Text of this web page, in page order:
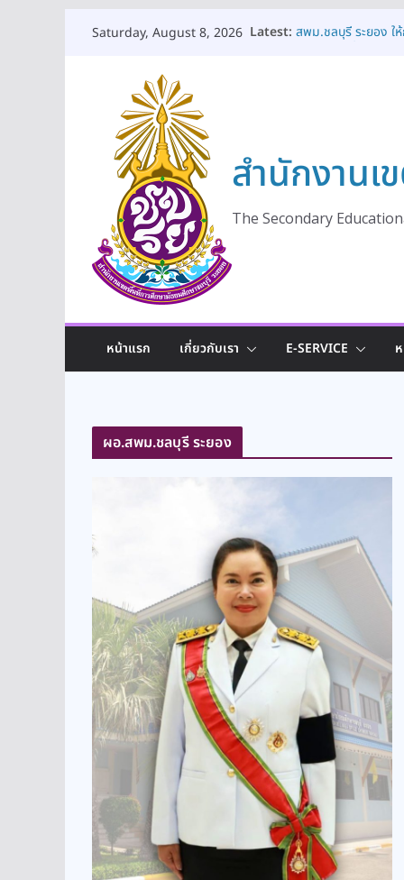
Saturday, August 8, 2026 Latest: สพม.ชลบุรี ระยอง
สพม.ชลบุรี ระยอง เ
เท่าเทียมและมีคุณภา
สำนักงาน
The Secondary
หน้าแรก เกี่ยวกับเรา E-SERVICE
ผอ.สพม.ชลบุรี ระยอง